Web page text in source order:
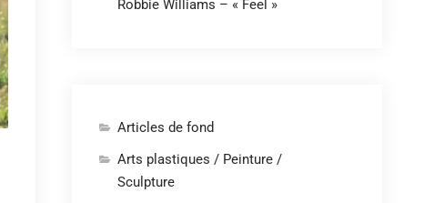
Robbie Williams – « Feel »
Articles de fond
Arts plastiques / Peinture /
Sculpture